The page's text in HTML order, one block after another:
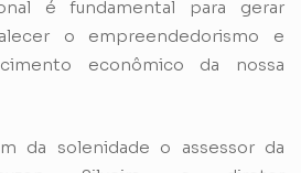
é fundamental para gerar
o empreendedorismo e
econômico da nossa
da solenidade o assessor da